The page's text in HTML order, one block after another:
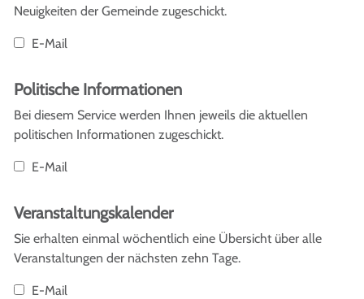
Neuigkeiten der Gemeinde zugeschickt.
E-Mail
Politische Informationen
Bei diesem Service werden Ihnen jeweils die aktuellen
politischen Informationen zugeschickt.
E-Mail
Veranstaltungskalender
Sie erhalten einmal wöchentlich eine Übersicht über alle
Veranstaltungen der nächsten zehn Tage.
E-Mail